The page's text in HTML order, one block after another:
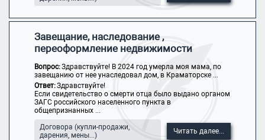
Завещание, наследование ,
переоформление недвижимости
Вопрос:Здравствуйте! В 2024 год умерла моя мама, по
завещанию от нее унаследовал дом, в Краматорске ...
Ответ:Здравствуйте!
Если свидетельство о смерти отца было выдано органом
ЗАГС российского населенного пункта в
общепризнанных ...
Договора (купли-продажи,
дарения, мены...)
Читать далее...